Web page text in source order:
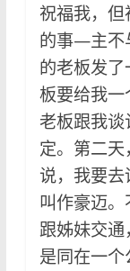
祝福我，
的事—主不
的老板发
板要给我
老板跟我
定。第二
说，我要
叫作豪迈
跟姊妹交
是同在一个